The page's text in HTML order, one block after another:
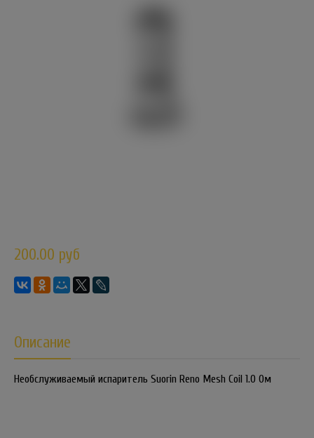
200.00 руб
Описание
Необслуживаемый испаритель Suorin Reno Mesh Coil 1.0 Ом